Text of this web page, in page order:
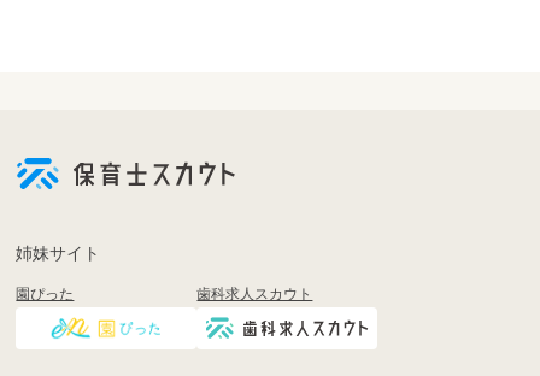
登
く
姉妹サイト
園ぴった 歯科求人スカウト